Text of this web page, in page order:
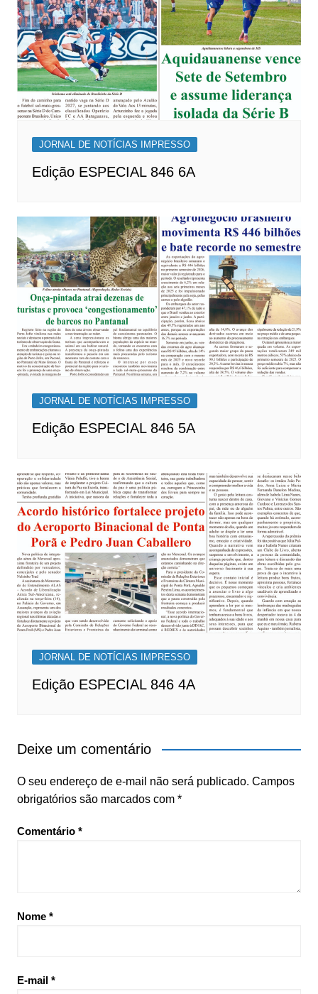
JORNAL DE NOTÍCIAS IMPRESSO
Edição ESPECIAL 846 6A
JORNAL DE NOTÍCIAS IMPRESSO
Edição ESPECIAL 846 5A
JORNAL DE NOTÍCIAS IMPRESSO
Edição ESPECIAL 846 4A
Deixe um comentário
O seu endereço de e-mail não será publicado. Campos
obrigatórios são marcados com *
Comentário *
Nome *
E-mail *